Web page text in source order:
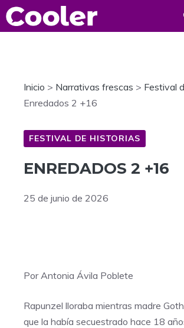
Saltar
al
Inicio > Narrativas frescas > Festival
Enredados 2 +16
FESTIVAL DE HISTORIAS
ENREDADOS 2 +16
25 de junio de 2026
Por Antonia Ávila Poblete
Rapunzel lloraba mientras madre
que la había secuestrado hace 18